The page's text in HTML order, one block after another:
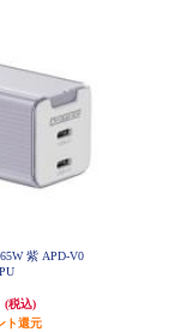
紫 APD-V0
(税込)
ト還元